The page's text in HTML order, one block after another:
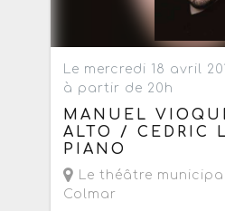
Le mercredi 18 avril
à partir de 20h
MANUEL
ALTO / CEDRIC
PIANO
Le théâtre
Colmar